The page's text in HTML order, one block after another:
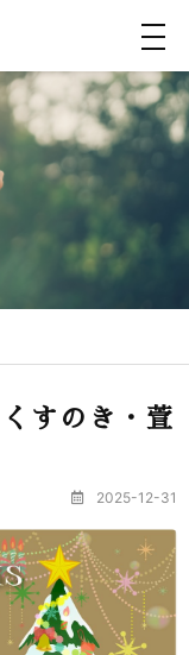
メ
ュ
ー
くすのき・萱
2025-12-31